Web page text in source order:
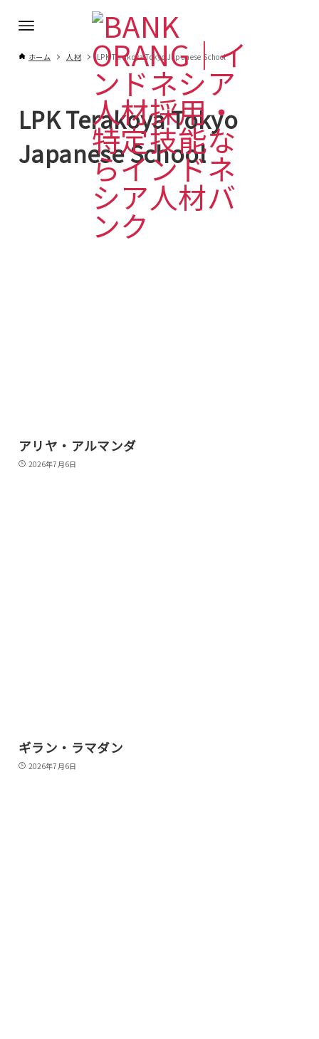
ホーム 人材 LPK Terakoya Tokyo Japanese School
LPK Terakoya Tokyo
Japanese School
アリヤ・アルマンダ
2026年7月6日
ギラン・ラマダン
2026年7月6日